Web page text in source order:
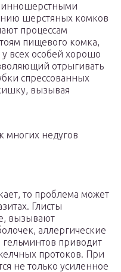
шерстяных комков
процессам
пищевого комка,
всех особей хорошо
отрыгивать
спрессованных
вызывая
многих недугов
то проблема может
Глисты
вызывают
аллергические
приводит
протоков. При
не только усиленное